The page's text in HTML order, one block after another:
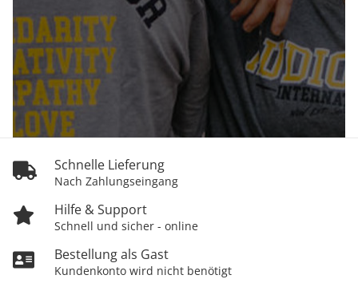
Schnelle Lieferung
Nach Zahlungseingang
Hilfe & Support
Schnell und sicher - online
Bestellung als Gast
Kundenkonto wird nicht benötigt